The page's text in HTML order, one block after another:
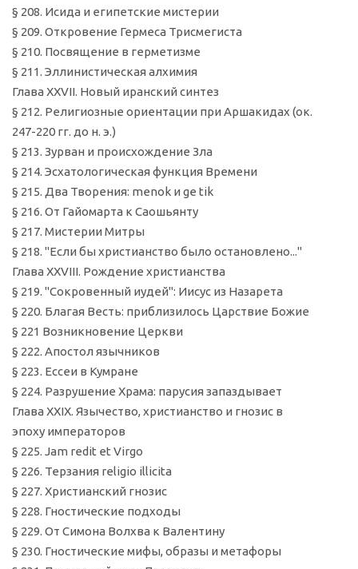
§ 208. Исида и египетские мистерии
§ 209. Откровение Гермеса Трисмегиста
§ 210. Посвящение в герметизме
§ 211. Эллинистическая алхимия
Глава XXVII. Новый иранский синтез
§ 212. Религиозные ориентации при Аршакидах (ок.
247-220 гг. до н. э.)
§ 213. Зурван и происхождение Зла
§ 214. Эсхатологическая функция Времени
§ 215. Два Творения: menok и ge tik
§ 216. От Гайомарта к Саошьянту
§ 217. Мистерии Митры
§ 218. "Если бы христианство было остановлено..."
Глава XXVIII. Рождение христианства
§ 219. "Сокровенный иудей": Иисус из Назарета
§ 220. Благая Весть: приблизилось Царствие Божие
§ 221 Возникновение Церкви
§ 222. Апостол язычников
§ 223. Ессеи в Кумране
§ 224. Разрушение Храма: парусия запаздывает
Глава XXIX. Язычество, христианство и гнозис в
эпоху императоров
§ 225. Jam redit et Virgo
§ 226. Терзания religio illicita
§ 227. Христианский гнозис
§ 228. Гностические подходы
§ 229. От Симона Волхва к Валентину
§ 230. Гностические мифы, образы и метафоры